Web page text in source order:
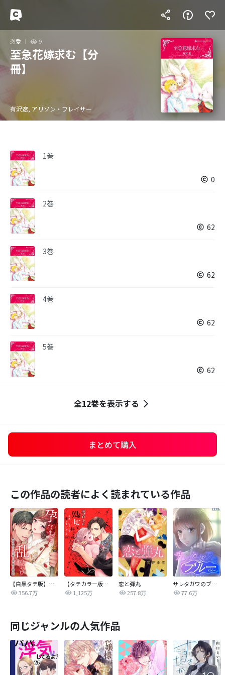
恋愛 9
至急花嫁求む【分
冊】
有沢遼, アリソン・フレイザー
1巻
0
2巻
62
3巻
62
4巻
62
5巻
62
全12巻を表示する
まとめて購入
この作品の読者によく読まれている作品
【白黒タテ版】孕むまで乱れいけ～身代わり花嫁と軍服の猛愛
356.7万
【タテカラー版】漣蒼士に処女を捧ぐ～さあ、じっくり愛でましょうか
1,125万
恋と弾丸
257.8万
サレタガワのブルー【タテヨミ】
77.6万
同じジャンルの人気作品